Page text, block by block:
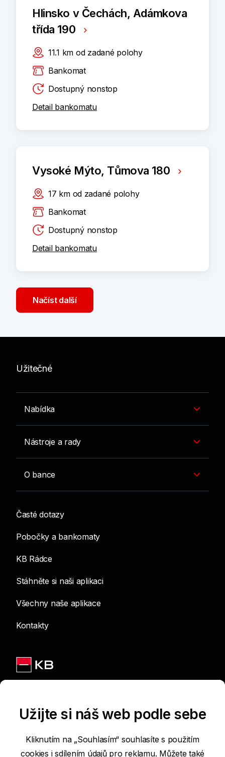
Hlinsko v Čechách, Adámkova
třída 190
11.1 km od zadané polohy
Bankomat
Dostupný nonstop
Detail bankomatu
Vysoké Mýto, Tůmova 180
17 km od zadané polohy
Bankomat
Dostupný nonstop
Detail bankomatu
Načíst další
Užitečné
Nabídka
Nástroje a rady
O bance
Časté dotazy
Pobočky a bankomaty
KB Rádce
Stáhněte si naši aplikaci
Všechny naše aplikace
Kontakty
Užijte si náš web podle sebe
Kliknutím na „Souhlasím“ souhlasíte s použitím
cookies i sdílením údajů pro reklamu. Můžete také